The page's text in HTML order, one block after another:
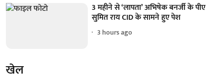
3 महीने से ‘लापता’ अभिषेक बनर्जी के पीए
सुमित राय CID के सामने हुए पेश
3 hours ago
खेल